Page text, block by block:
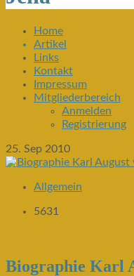
Home
Artikel
Links
Kontakt
Impressum
Mitgliederbereich
Anmelden
Registrierung
25. Sep 2010
Allgemein
5631
Biographie Karl